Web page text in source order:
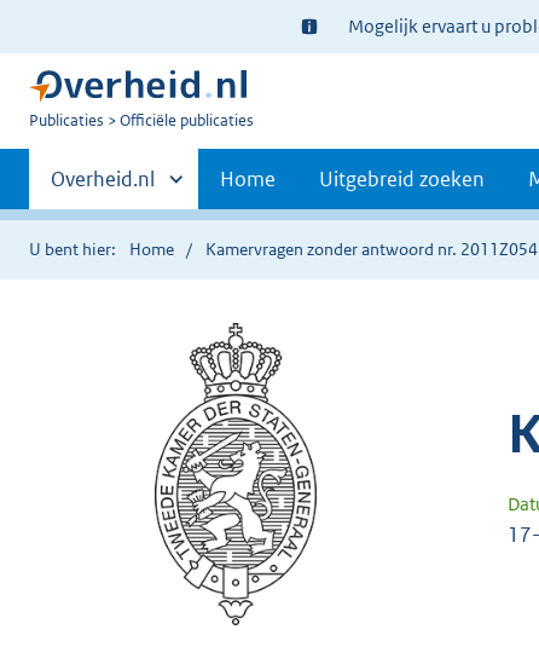
Ter
informatie:
Mogelijk ervaart u
U
Publicaties Officiële publicaties
Primaire
navigatie
Andere
sites
binnen
Overheid.nl Home Uitgebreid zoeken
U bent hier: Home Kamervragen zonder antwoord nr.